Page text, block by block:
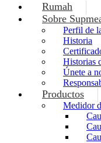
Rumah
Sobre
Perfil de
Historia
Historias
Únete a
Productos
Medidor